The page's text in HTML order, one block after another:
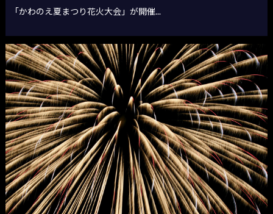
「かわのえ夏まつり花火大会」が開催...